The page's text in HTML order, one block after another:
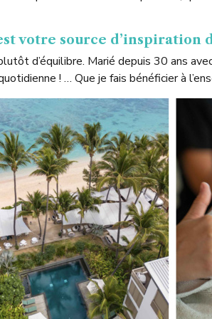
votre source d’inspiration
d’équilibre. Marié depuis 30 ans
! … Que je fais bénéficier à